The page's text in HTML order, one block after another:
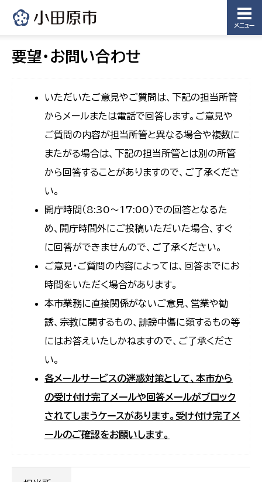
メニュー
要望・お問い合わせ
いただいたご意見やご質問は、下記の担当所管
からメールまたは電話で回答します。ご意見や
ご質問の内容が担当所管と異なる場合や複数に
またがる場合は、下記の担当所管とは別の所管
から回答することがありますので、ご了承くださ
い。
開庁時間（8:30〜17:00）での回答となるた
め、開庁時間外にご投稿いただいた場合、すぐ
に回答ができませんので、ご了承ください。
ご意見・ご質問の内容によっては、回答までにお
時間をいただく場合があります。
本市業務に直接関係がないご意見、営業や勧
誘、宗教に関するもの、誹謗中傷に類するもの等
にはお答えいたしかねますので、ご了承くださ
い。
各メールサービスの迷惑対策として、本市から
の受け付け完了メールや回答メールがブロック
されてしまうケースがあります。受け付け完了メ
ールのご確認をお願いします。